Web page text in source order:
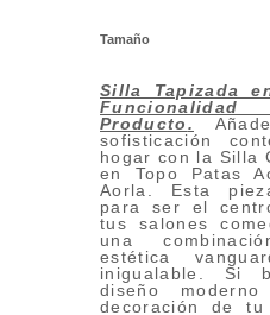
Tamaño
Silla Tapizada
Producto.
sofisticación
hogar con la Silla
en Topo Patas
Aorla. Esta
para ser el
tus salones
una
estética
inigualable. Si
diseño
decoración de